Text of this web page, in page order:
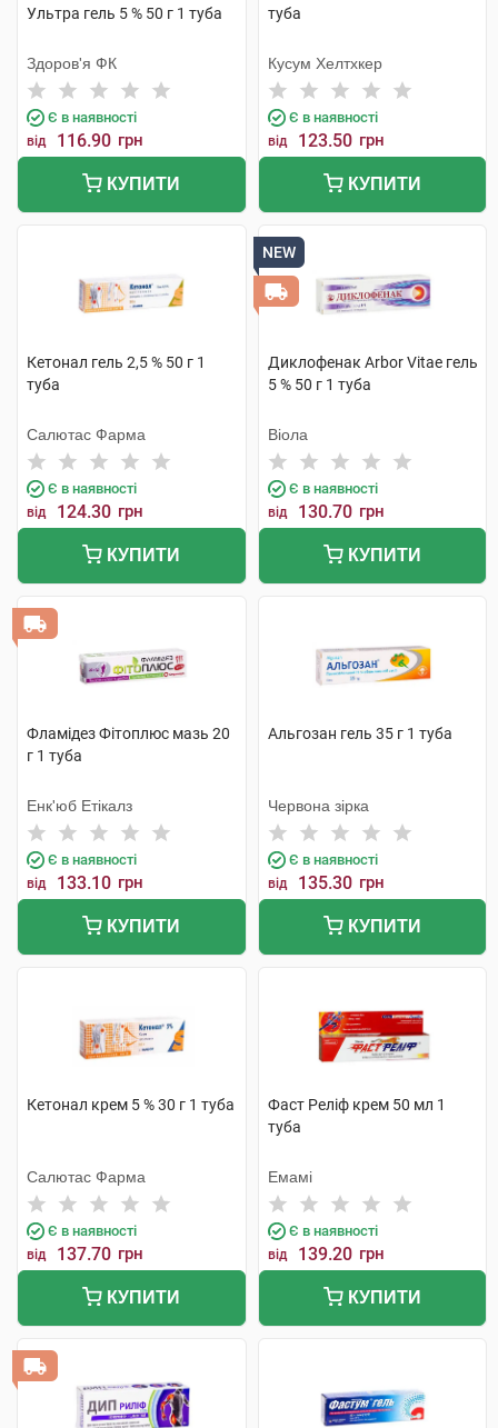
Ультра гель 5 % 50 г 1 туба
Здоров'я ФК
Є в наявності
від 116.90 грн
КУПИТИ
туба
Кусум Хелтхкер
Є в наявності
від 123.50 грн
КУПИТИ
Кетонал гель 2,5 % 50 г 1
туба
Салютас Фарма
Є в наявності
від 124.30 грн
КУПИТИ
NEW
Диклофенак Arbor Vitae гель
5 % 50 г 1 туба
Віола
Є в наявності
від 130.70 грн
КУПИТИ
Фламідез Фітоплюс мазь 20
г 1 туба
Енк'юб Етікалз
Є в наявності
від 133.10 грн
КУПИТИ
Альгозан гель 35 г 1 туба
Червона зірка
Є в наявності
від 135.30 грн
КУПИТИ
Кетонал крем 5 % 30 г 1 туба
Салютас Фарма
Є в наявності
від 137.70 грн
КУПИТИ
Фаст Реліф крем 50 мл 1
туба
Емамі
Є в наявності
від 139.20 грн
КУПИТИ